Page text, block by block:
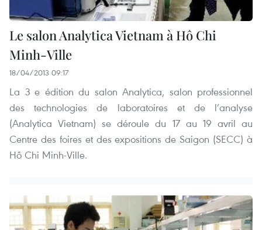
Le salon Analytica Vietnam à Hô Chi
Minh-Ville
18/04/2013 09:17
La 3 e édition du salon Analytica, salon professionnel
des technologies de laboratoires et de l’analyse
(Analytica Vietnam) se déroule du 17 au 19 avril au
Centre des foires et des expositions de Saigon (SECC) à
Hô Chi Minh-Ville.